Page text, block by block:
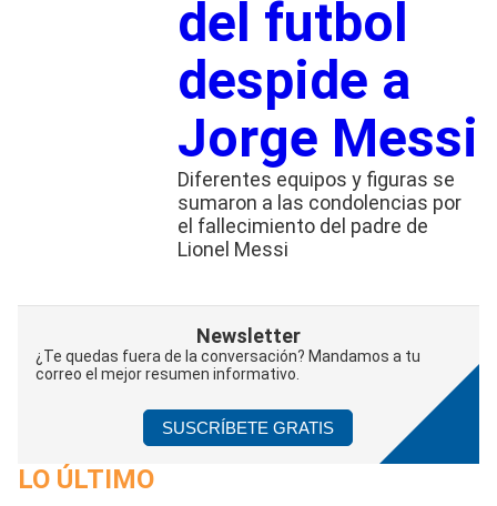
del futbol
despide a
Jorge Messi
Diferentes equipos y figuras se
sumaron a las condolencias por
el fallecimiento del padre de
Lionel Messi
Newsletter
¿Te quedas fuera de la conversación? Mandamos a tu
correo el mejor resumen informativo.
SUSCRÍBETE GRATIS
LO ÚLTIMO